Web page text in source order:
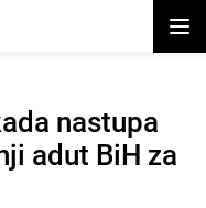
nastupa
adut BiH za